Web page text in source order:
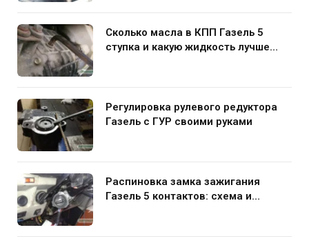
Сколько масла в КПП Газель 5
ступка и какую жидкость лучше
Регулировка рулевого редуктора
Газель с ГУР своими руками
Распиновка замка зажигания
Газель 5 контактов: схема и